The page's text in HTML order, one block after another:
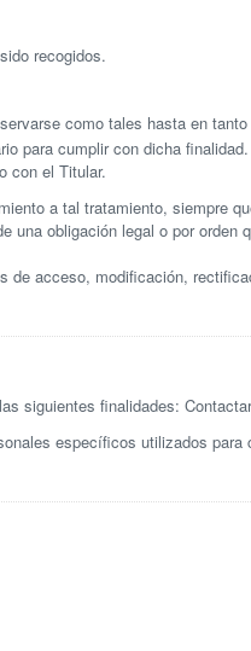
recogidos.
como tales hasta en
para cumplir con dicha
con el Titular.
a tal tratamiento, siempre
obligación legal o por orden
acceso, modificación,
siguientes finalidades:
específicos utilizados